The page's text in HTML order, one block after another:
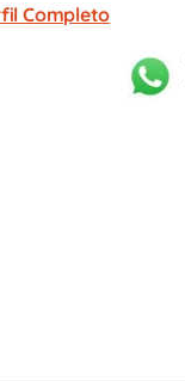
Completo